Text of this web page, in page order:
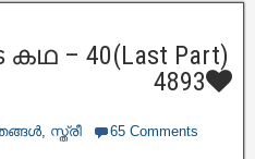
– 40(Last Part)
4893
, സ്ത്രീ 65 Comments